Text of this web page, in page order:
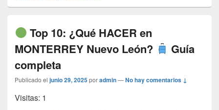
Top 10: ¿Qué HACER en
MONTERREY Nuevo León?
Guía
completa
Publicado el junio 29, 2025poradmin—No hay comentarios ↓
Visitas: 1